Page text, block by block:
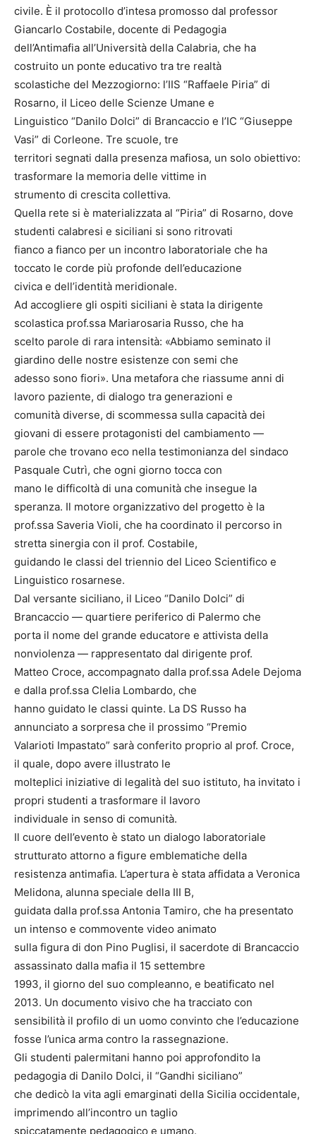
civile. È il protocollo d’intesa promosso dal professor
Giancarlo Costabile, docente di Pedagogia
dell’Antimafia all’Università della Calabria, che ha
costruito un ponte educativo tra tre realtà
scolastiche del Mezzogiorno: l’IIS “Raffaele Piria” di
Rosarno, il Liceo delle Scienze Umane e
Linguistico “Danilo Dolci” di Brancaccio e l’IC “Giuseppe
Vasi” di Corleone. Tre scuole, tre
territori segnati dalla presenza mafiosa, un solo obiettivo:
trasformare la memoria delle vittime in
strumento di crescita collettiva.
Quella rete si è materializzata al “Piria” di Rosarno, dove
studenti calabresi e siciliani si sono ritrovati
fianco a fianco per un incontro laboratoriale che ha
toccato le corde più profonde dell’educazione
civica e dell’identità meridionale.
Ad accogliere gli ospiti siciliani è stata la dirigente
scolastica prof.ssa Mariarosaria Russo, che ha
scelto parole di rara intensità: «Abbiamo seminato il
giardino delle nostre esistenze con semi che
adesso sono fiori». Una metafora che riassume anni di
lavoro paziente, di dialogo tra generazioni e
comunità diverse, di scommessa sulla capacità dei
giovani di essere protagonisti del cambiamento —
parole che trovano eco nella testimonianza del sindaco
Pasquale Cutrì, che ogni giorno tocca con
mano le difficoltà di una comunità che insegue la
speranza. Il motore organizzativo del progetto è la
prof.ssa Saveria Violi, che ha coordinato il percorso in
stretta sinergia con il prof. Costabile,
guidando le classi del triennio del Liceo Scientifico e
Linguistico rosarnese.
Dal versante siciliano, il Liceo “Danilo Dolci” di
Brancaccio — quartiere periferico di Palermo che
porta il nome del grande educatore e attivista della
nonviolenza — rappresentato dal dirigente prof.
Matteo Croce, accompagnato dalla prof.ssa Adele Dejoma
e dalla prof.ssa Clelia Lombardo, che
hanno guidato le classi quinte. La DS Russo ha
annunciato a sorpresa che il prossimo “Premio
Valarioti Impastato” sarà conferito proprio al prof. Croce,
il quale, dopo avere illustrato le
molteplici iniziative di legalità del suo istituto, ha invitato i
propri studenti a trasformare il lavoro
individuale in senso di comunità.
Il cuore dell’evento è stato un dialogo laboratoriale
strutturato attorno a figure emblematiche della
resistenza antimafia. L’apertura è stata affidata a Veronica
Melidona, alunna speciale della III B,
guidata dalla prof.ssa Antonia Tamiro, che ha presentato
un intenso e commovente video animato
sulla figura di don Pino Puglisi, il sacerdote di Brancaccio
assassinato dalla mafia il 15 settembre
1993, il giorno del suo compleanno, e beatificato nel
2013. Un documento visivo che ha tracciato con
sensibilità il profilo di un uomo convinto che l’educazione
fosse l’unica arma contro la rassegnazione.
Gli studenti palermitani hanno poi approfondito la
pedagogia di Danilo Dolci, il “Gandhi siciliano”
che dedicò la vita agli emarginati della Sicilia occidentale,
imprimendo all’incontro un taglio
spiccatamente pedagogico e umano.